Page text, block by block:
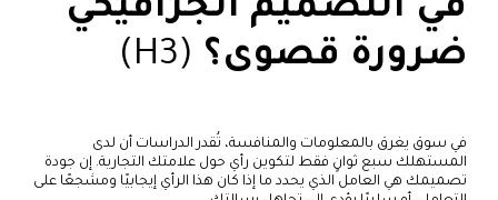
في التصميم الجرافيكي
ضرورة قصوى؟ (H3)
في سوق يغرق بالمعلومات والمنافسة، تُقدر الدراسات أن لدى
المستهلك سبع ثوانٍ فقط لتكوين رأي حول علامتك التجارية. إن جودة
تصميمك هي العامل الذي يحدد ما إذا كان هذا الرأي إيجابيًا ومشجعًا على